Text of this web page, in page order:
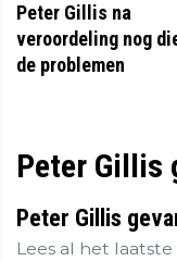
Peter Gillis na
veroordeling nog
de problemen
Peter Gillis
Peter Gillis
Lees al het